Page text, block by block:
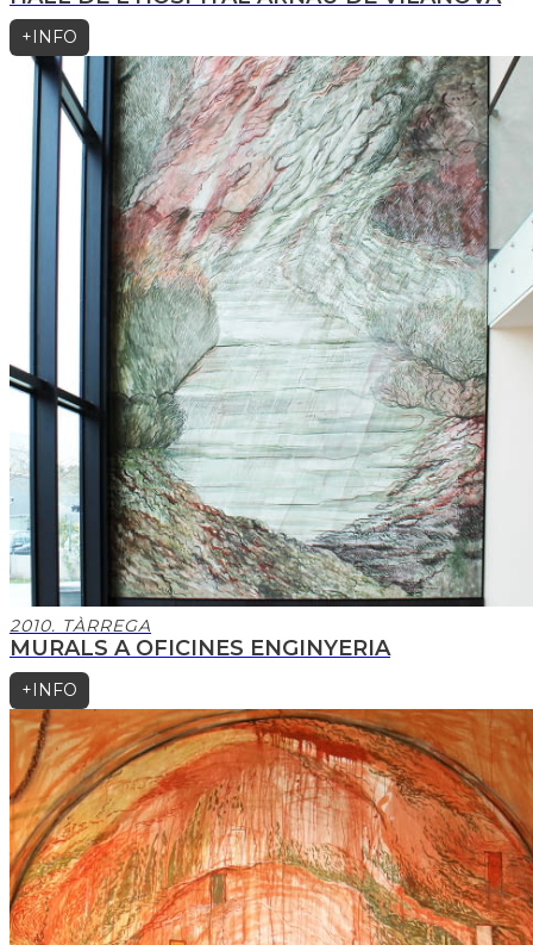
+INFO
MURALS A OFICINES ENGINYERIA
2010. TÀRREGA
+INFO